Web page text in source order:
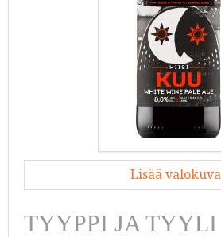
Lisää valokuva
TYYPPI JA TYYLI